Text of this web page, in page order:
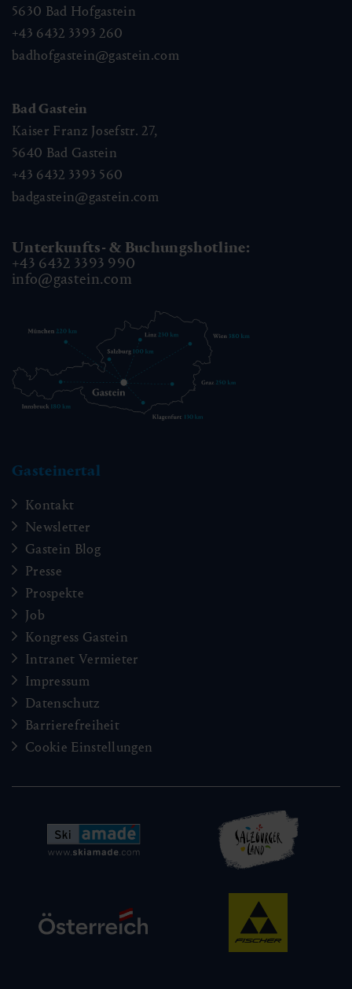
5630 Bad Hofgastein
+43 6432 3393 260
badhofgastein@gastein.com
Bad Gastein
Kaiser Franz Josefstr. 27,
5640 Bad Gastein
+43 6432 3393 560
badgastein@gastein.com
Unterkunfts- & Buchungshotline:
+43 6432 3393 990
info@gastein.com
Gasteinertal
Kontakt
Newsletter
Gastein Blog
Presse
Prospekte
Job
Kongress Gastein
Intranet Vermieter
Impressum
Datenschutz
Barrierefreiheit
Cookie Einstellungen